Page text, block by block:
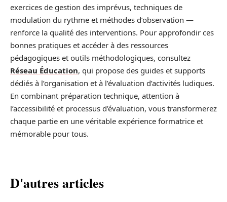
exercices de gestion des imprévus, techniques de
modulation du rythme et méthodes d’observation —
renforce la qualité des interventions. Pour approfondir ces
bonnes pratiques et accéder à des ressources
pédagogiques et outils méthodologiques, consultez
Réseau Éducation, qui propose des guides et supports
dédiés à l’organisation et à l’évaluation d’activités ludiques.
En combinant préparation technique, attention à
l’accessibilité et processus d’évaluation, vous transformerez
chaque partie en une véritable expérience formatrice et
mémorable pour tous.
D'autres articles